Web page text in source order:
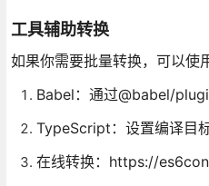
工具辅助转换
如果你需要批量转换，可以使
Babel：通过@babel/
TypeScript：设置编译目
在线转换：https://